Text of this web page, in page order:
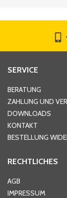
Ort*
SERVICE
BERATUNG
ZAHLUNG UND
DOWNLOADS
KONTAKT
BESTELLUNG
RECHTLICHES
AGB
IMPRESSUM